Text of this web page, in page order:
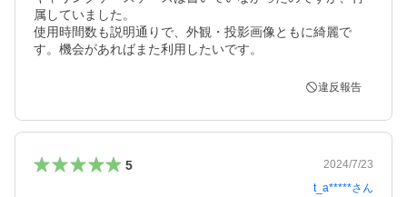
属していました。
使用時間数も説明通りで、外観・投影画像ともに綺麗で
違反報告
5
2024/7/23
t_a*****さん